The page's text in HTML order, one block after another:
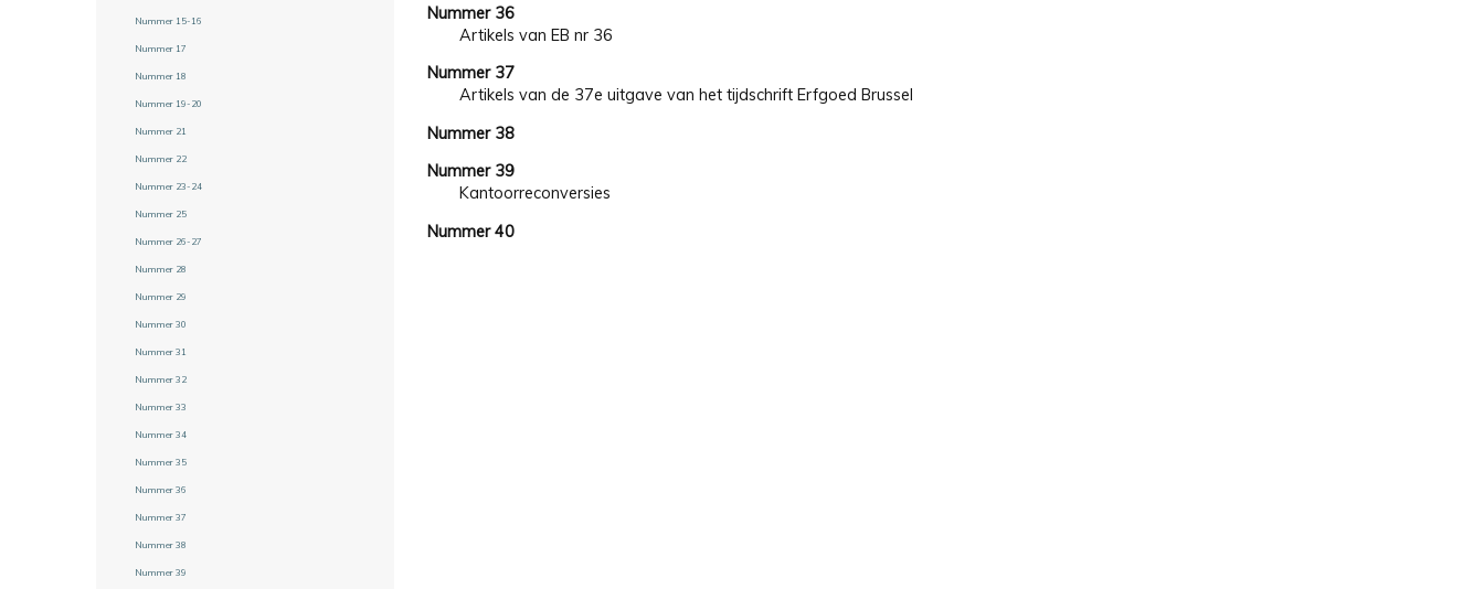
Nummer 15-16
Nummer 17
Nummer 18
Nummer 19-20
Nummer 21
Nummer 22
Nummer 23-24
Nummer 25
Nummer 26-27
Nummer 28
Nummer 29
Nummer 30
Nummer 31
Nummer 32
Nummer 33
Nummer 34
Nummer 35
Nummer 36
Nummer 37
Nummer 38
Nummer 39
Nummer 36
Artikels van EB nr 36
Nummer 37
Artikels van de 37e uitgave van het tijdschrift Erfgoed Brussel
Nummer 38
Nummer 39
Kantoorreconversies
Nummer 40